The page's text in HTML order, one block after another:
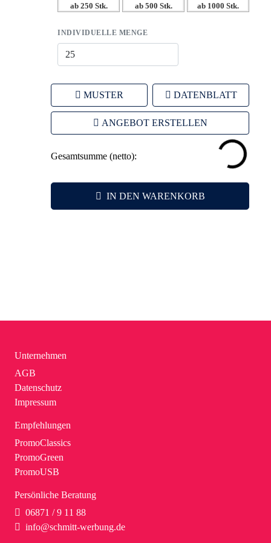
ab 250 Stk. ab 500 Stk. ab 1000 Stk.
INDIVIDUELLE MENGE
MUSTER DATENBLATT
ANGEBOT ERSTELLEN
Gesamtsumme (netto):
IN DEN WARENKORB
Unternehmen
AGB
Datenschutz
Impressum
Empfehlungen
PromoClassics
PromoGreen
PromoUSB
Persönliche Beratung
06871 / 9 11 88
info@schmitt-werbung.de